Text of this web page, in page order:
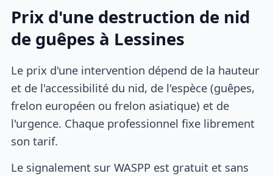
Prix d'une destruction de nid
de guêpes à Lessines
Le prix d'une intervention dépend de la hauteur
et de l'accessibilité du nid, de l'espèce (guêpes,
frelon européen ou frelon asiatique) et de
l'urgence. Chaque professionnel fixe librement
son tarif.
Le signalement sur WASPP est gratuit et sans